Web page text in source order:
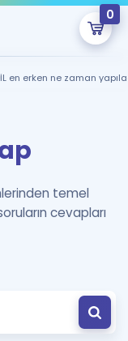
0
eğitim seni
en erken ne zaman
temel
cevapları